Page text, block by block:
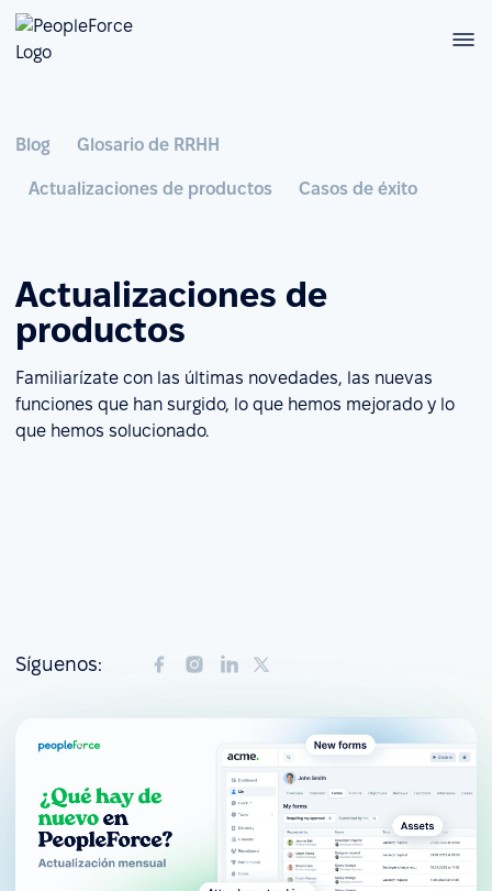
Blog Glosario de RRHH
Actualizaciones de productos Casos de éxito
Actualizaciones de
productos
Familiarízate con las últimas novedades, las nuevas
funciones que han surgido, lo que hemos mejorado y lo
que hemos solucionado.
Síguenos: